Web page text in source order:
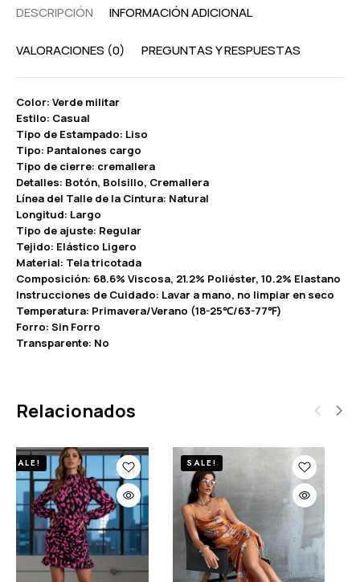
DESCRIPCIÓN INFORMACIÓN ADICIONAL
VALORACIONES (0) PREGUNTAS Y RESPUESTAS
Color: Verde militar
Estilo: Casual
Tipo de Estampado: Liso
Tipo: Pantalones cargo
Tipo de cierre: cremallera
Detalles: Botón, Bolsillo, Cremallera
Línea del Talle de la Cintura: Natural
Longitud: Largo
Tipo de ajuste: Regular
Tejido: Elástico Ligero
Material: Tela tricotada
Composición: 68.6% Viscosa, 21.2% Poliéster, 10.2% Elastano
Instrucciones de Cuidado: Lavar a mano, no limpiar en seco
Temperatura: Primavera/Verano (18-25℃/63-77℉)
Forro: Sin Forro
Transparente: No
Relacionados
SALE! SALE!